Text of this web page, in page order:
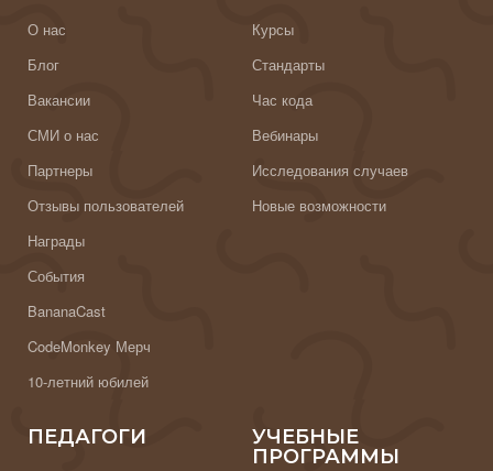
О нас
Блог
Вакансии
СМИ о нас
Партнеры
Отзывы пользователей
Награды
События
BananaCast
CodeMonkey Мерч
10-летний юбилей
Курсы
Стандарты
Час кода
Вебинары
Исследования случаев
Новые возможности
ПЕДАГОГИ
УЧЕБНЫЕ
ПРОГРАММЫ